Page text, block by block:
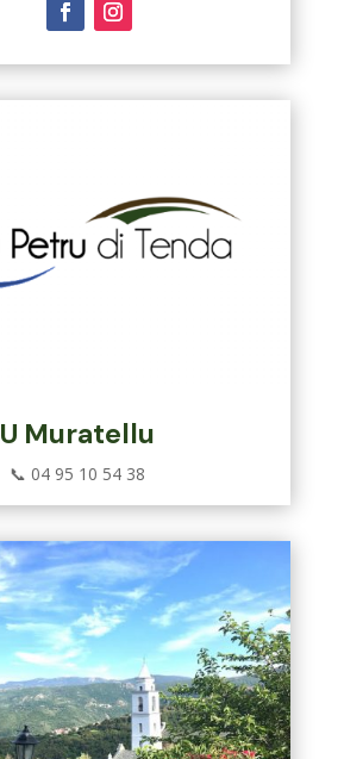
U Muratellu
📞 04 95 10 54 38